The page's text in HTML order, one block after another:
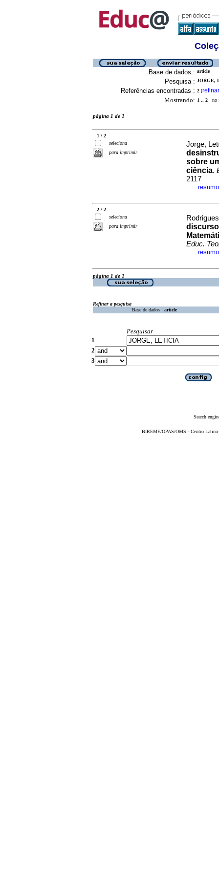
Base de dados : article
Pesquisa : JORGE,
Referências encontradas : 2 [refinar
Mostrando: 1 .. 2 no
página 1 de 1
1 / 2
seleciona
para imprimir
Jorge,
sobre
ciência.
2117
·
2 / 2
seleciona
para imprimir
Educ.
·
página 1 de 1
Refinar a pesquisa
Base de dados : article
Pesquisar
1
2
3
Search
BIREME/OPAS/OMS - Centro Latino-